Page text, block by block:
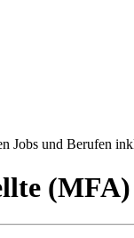
Jobs und Berufen
(MFA)